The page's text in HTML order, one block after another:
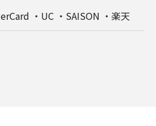
・UC ・SAISON ・楽天